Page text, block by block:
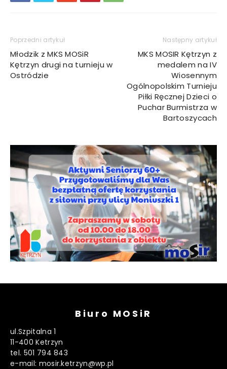
Poprzedni artykuł
Młodzik z MKS MOSiR
Kętrzyn drugi na turnieju w
Ostródzie
Następny artykuł
MKS MOSIR Kętrzyn z
medalem na IV
Wiosennym
Ogólnopolskim Turnieju
Piłki Ręcznej Dzieci o
Puchar Burmistrza w
Bartoszycach
Biuro MOSiR
ul.Szpitalna 1
11-400 Ketrzyn
tel. 501 794 843
e-mail: mosir.ketrzyn@wp.pl